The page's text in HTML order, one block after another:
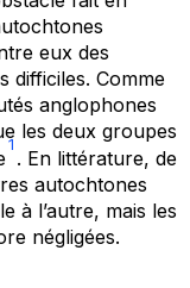
eux des
difficiles. Comme
anglophones
les deux groupes
1
. En littérature, de
autochtones
à l’autre, mais les
négligées.